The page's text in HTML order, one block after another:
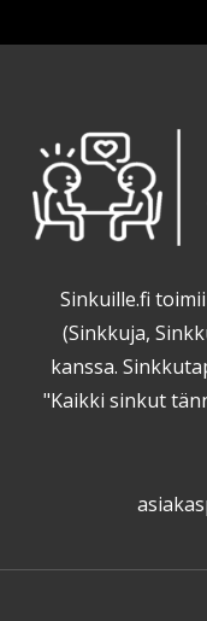
Sinkuille.fi
(Sinkkuja,
kanssa.
"Kaikki sinkut